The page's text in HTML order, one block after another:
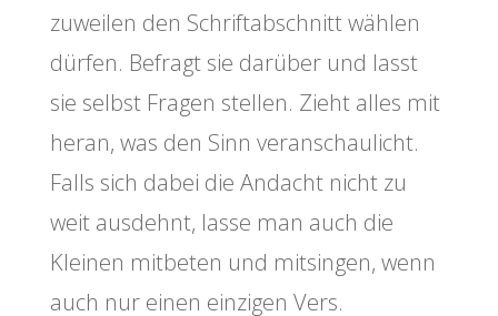
zuweilen den Schriftabschnitt wählen
dürfen. Befragt sie darüber und lasst
sie selbst Fragen stellen. Zieht alles mit
heran, was den Sinn veranschaulicht.
Falls sich dabei die Andacht nicht zu
weit ausdehnt, lasse man auch die
Kleinen mitbeten und mitsingen, wenn
auch nur einen einzigen Vers.